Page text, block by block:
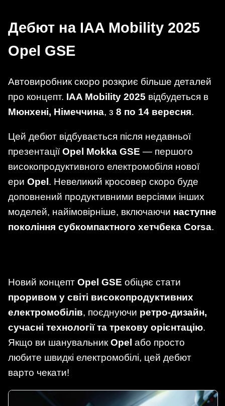
Дебют на IAA Mobility 2025
Opel GSE
Автовиробник скоро розкриє більше деталей
про концепт. IAA Mobility 2025 відбудеться в
Мюнхені, Німеччина, з 8 по 14 вересня.
Цей дебют відбувається після недавньої
презентаціїOpel Mokka GSE — першого
високопродуктивного електромобіля нової
ери Opel . Невеликий кросовер скоро буде
доповнений продуктивними версіями інших
моделей, найімовірніше, включаючи наступне
покоління субкомпактного хетчбека Corsa.
Новий концепт Opel GSE обіцяє стати
проривом у світі високопродуктивних
електромобілів, поєднуючи ретро-дизайн,
сучасні технології та трекову орієнтацію.
Якщо ви шанувальник Opel або просто
любите швидкі електромобілі, цей дебют
варто чекати!